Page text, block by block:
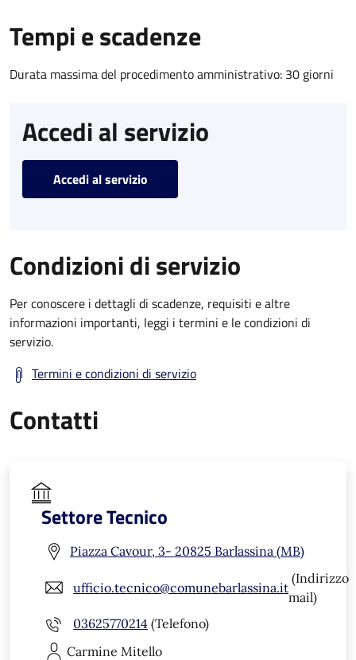
Tempi e scadenze
Durata massima del procedimento amministrativo: 30 giorni
Accedi al servizio
Accedi al servizio
Condizioni di servizio
Per conoscere i dettagli di scadenze, requisiti e altre
informazioni importanti, leggi i termini e le condizioni di
servizio.
Termini e condizioni di servizio
Contatti
Settore Tecnico
Piazza Cavour, 3- 20825 Barlassina (MB)
ufficio.tecnico@comunebarlassina.it
(Indirizzo
mail)
03625770214 (Telefono)
Carmine Mitello